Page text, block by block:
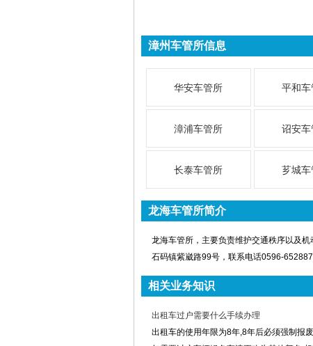
漳州车管所信息
华安车管所 平和车
漳浦车管所 诏安车
长泰车管所 芗城车
龙海车管所简介
龙海车管所，主要负责维护交通秩序以及
石码镇紫崴路99号，联系电话0596-
相关业务知识
出租车过户需要什么手续办理
出租车的使用年限为8年,8年后必须强制报